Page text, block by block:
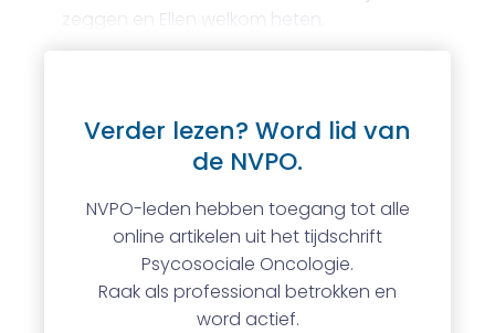
zeggen en Ellen welkom heten.
Verder lezen? Word lid van
de NVPO.
NVPO-leden hebben toegang tot alle
online artikelen uit het tijdschrift
Psycosociale Oncologie.
Raak als professional betrokken en
word actief.